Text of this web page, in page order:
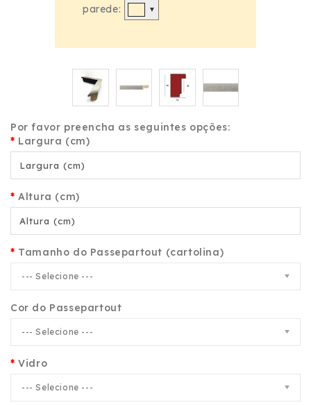
parede:
▼
Por favor preencha as seguintes opções:
Largura (cm)
Altura (cm)
Tamanho do Passepartout (cartolina)
--- Selecione ---
Cor do Passepartout
--- Selecione ---
Vidro
--- Selecione ---